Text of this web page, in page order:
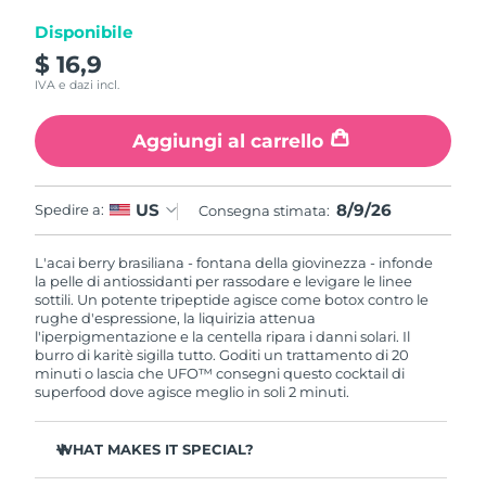
Disponibile
$ 16,9
IVA e dazi incl.
Aggiungi al carrello
Spedire a: US Consegna stimata: 8/9/26
L'acai berry brasiliana - fontana della giovinezza - infonde
la pelle di antiossidanti per rassodare e levigare le linee
sottili. Un potente tripeptide agisce come botox contro le
rughe d'espressione, la liquirizia attenua
l'iperpigmentazione e la centella ripara i danni solari. Il
burro di karitè sigilla tutto. Goditi un trattamento di 20
minuti o lascia che UFO™ consegni questo cocktail di
superfood dove agisce meglio in soli 2 minuti.
WHAT MAKES IT SPECIAL?
RAS di Macao
Malta Consegna stimata 8/8/26
Messico Consegna stimata
Monaco Consegna stimata 8/9/26
Paesi Bassi Consegna stimata8/8/26
Nuova Zelanda Consegna stimata8/8/26
Norvegia
Oman